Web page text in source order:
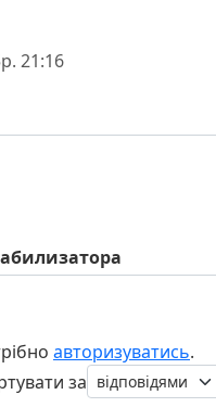
21:16
авторизуватись.
за